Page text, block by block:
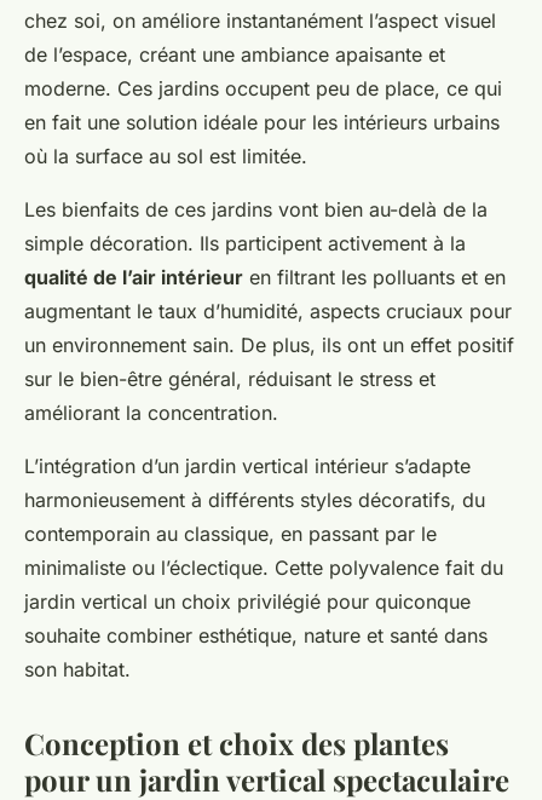
Charles•3 juin 2025•5 min de lecture
chez soi, on améliore instantanément l’aspect visuel
de l’espace, créant une ambiance apaisante et
moderne. Ces jardins occupent peu de place, ce qui
en fait une solution idéale pour les intérieurs urbains
où la surface au sol est limitée.
Les bienfaits de ces jardins vont bien au-delà de la
simple décoration. Ils participent activement à la
qualité de l’air intérieur en filtrant les polluants et en
augmentant le taux d’humidité, aspects cruciaux pour
un environnement sain. De plus, ils ont un effet positif
sur le bien-être général, réduisant le stress et
améliorant la concentration.
L’intégration d’un jardin vertical intérieur s’adapte
harmonieusement à différents styles décoratifs, du
contemporain au classique, en passant par le
minimaliste ou l’éclectique. Cette polyvalence fait du
jardin vertical un choix privilégié pour quiconque
souhaite combiner esthétique, nature et santé dans
son habitat.
Conception et choix des plantes
pour un jardin vertical spectaculaire